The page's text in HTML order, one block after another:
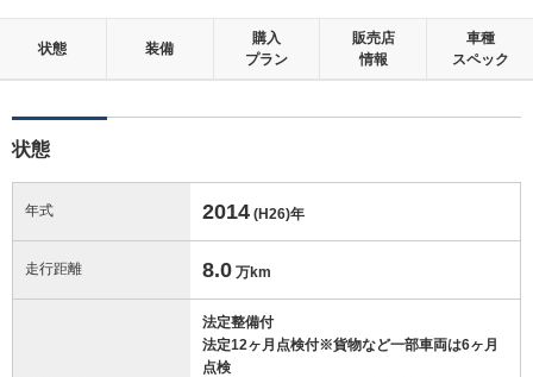
状態 装備
購入
プラン
販売店
情報
車種
スペック
状態
年式 2014 (H26)年
走行距離 8.0 万km
法定整備付
法定12ヶ月点検付※貨物など一部車両は6ヶ月
点検